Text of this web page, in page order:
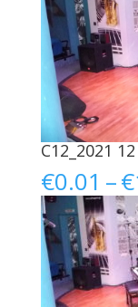
C12_2021
€0.01 –€